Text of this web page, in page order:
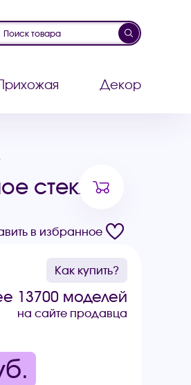
Декор
стекло
в избранное
Как купить?
13700 моделей
на сайте продавца